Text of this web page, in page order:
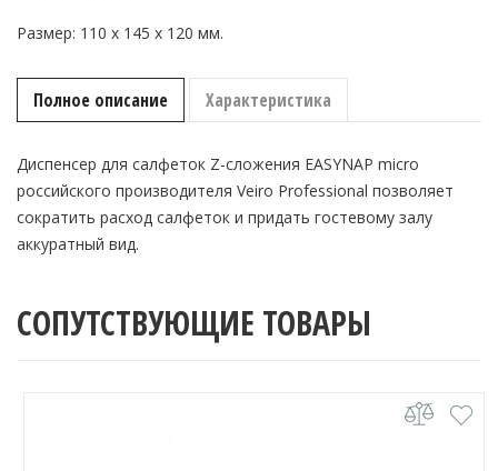
micro
Размер: 110 x 145 x 120 мм.
Полное описание Характеристика
Диспенсер для салфеток Z-сложения EASYNAP micro
российского производителя Veiro Professional позволяет
сократить расход салфеток и придать гостевому залу
аккуратный вид.
СОПУТСТВУЮЩИЕ ТОВАРЫ